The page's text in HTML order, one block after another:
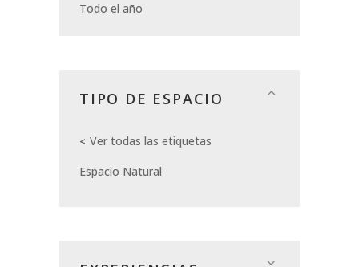
Todo el año
TIPO DE ESPACIO
Ver todas las etiquetas
Espacio Natural